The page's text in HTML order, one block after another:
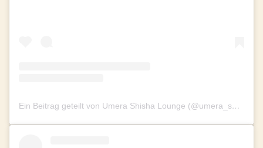
Ein Beitrag geteilt von Umera Shisha Lounge (@umera_shishalounge)